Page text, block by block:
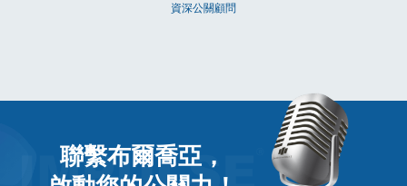
資深公關顧問
聯繫布爾喬亞，